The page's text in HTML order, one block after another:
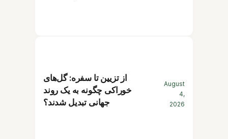
از تزیین تا سفره: گل‌های
خوراکی چگونه به یک روند
جهانی تبدیل شدند؟
August
4,
2026